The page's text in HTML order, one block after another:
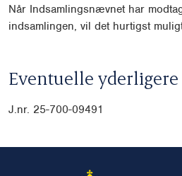
Når Indsamlingsnævnet har
indsamlingen, vil det hurtigst
Eventuelle
J.nr. 25-700-09491